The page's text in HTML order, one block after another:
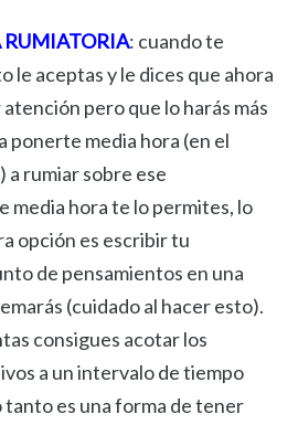
RUMIATORIA: cuando te
le aceptas y le dices que ahora
pero que lo harás más
ponerte media hora (en el
a rumiar sobre ese
media hora te lo permites, lo
opción es escribir tu
de pensamientos en una
(cuidado al hacer esto).
consigues acotar los
a un intervalo de tiempo
es una forma de tener